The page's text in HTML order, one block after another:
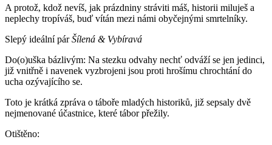
A protož, kdož nevíš, jak prázdniny stráviti máš, historii miluješ a
neplechy tropíváš, buď vítán mezi námi obyčejnými smrtelníky.
Slepý ideální párŠílená & Vybíravá
Do(o)uška bázlivým: Na stezku odvahy nechť odváží se jen jedinci,
již vnitřně i navenek vyzbrojeni jsou proti hrošímu chrochtání do
ucha ozývajícího se.
Toto je krátká zpráva o táboře mladých historiků, již sepsaly dvě
nejmenované účastnice, které tábor přežily.
Otištěno: